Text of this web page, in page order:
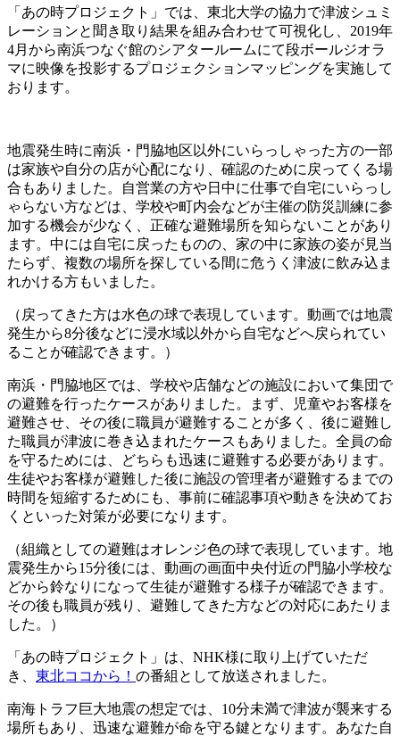
「あの時プロジェクト」では、東北大学の協力で津波シュミ
レーションと聞き取り結果を組み合わせて可視化し、2019年
4月から南浜つなぐ館のシアタールームにて段ボールジオラ
マに映像を投影するプロジェクションマッピングを実施して
おります。
地震発生時に南浜・門脇地区以外にいらっしゃった方の一部
は家族や自分の店が心配になり、確認のために戻ってくる場
合もありました。自営業の方や日中に仕事で自宅にいらっし
ゃらない方などは、学校や町内会などが主催の防災訓練に参
加する機会が少なく、正確な避難場所を知らないことがあり
ます。中には自宅に戻ったものの、家の中に家族の姿が見当
たらず、複数の場所を探している間に危うく津波に飲み込ま
れかける方もいました。
（戻ってきた方は水色の球で表現しています。動画では地震
発生から8分後などに浸水域以外から自宅などへ戻られてい
ることが確認できます。）
南浜・門脇地区では、学校や店舗などの施設において集団で
の避難を行ったケースがありました。まず、児童やお客様を
避難させ、その後に職員が避難することが多く、後に避難し
た職員が津波に巻き込まれたケースもありました。全員の命
を守るためには、どちらも迅速に避難する必要があります。
生徒やお客様が避難した後に施設の管理者が避難するまでの
時間を短縮するためにも、事前に確認事項や動きを決めてお
くといった対策が必要になります。
（組織としての避難はオレンジ色の球で表現しています。地
震発生から15分後には、動画の画面中央付近の門脇小学校な
どから鈴なりになって生徒が避難する様子が確認できます。
その後も職員が残り、避難してきた方などの対応にあたりま
した。）
「あの時プロジェクト」は、NHK様に取り上げていただ
き、 東北ココから！ の番組として放送されました。
南海トラフ巨大地震の想定では、10分未満で津波が襲来する
場所もあり、迅速な避難が命を守る鍵となります。あなた自